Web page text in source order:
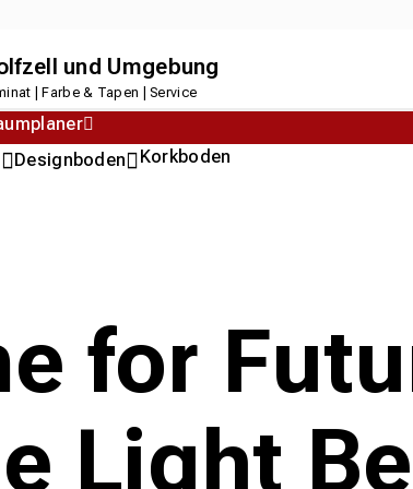
und Umgebung
| Farbe & Tapen | Service
Designboden Korkboden
for
Light